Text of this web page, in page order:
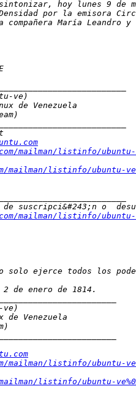
mailman/listinfo/ubuntu-
listinfo/ubuntu-
mailman/listinfo/ubuntu-
mailman/listinfo/ubuntu-ve
listinfo/ubuntu-